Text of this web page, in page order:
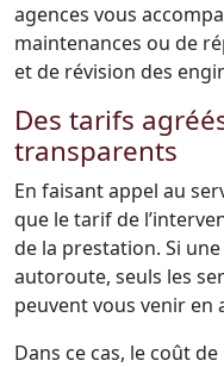
agences vous
maintenances ou de
et de révision des
Des tarifs
transparents
En faisant appel au
que le tarif de
de la prestation. Si
autoroute, seuls les
peuvent vous venir en
Dans ce cas, le coût